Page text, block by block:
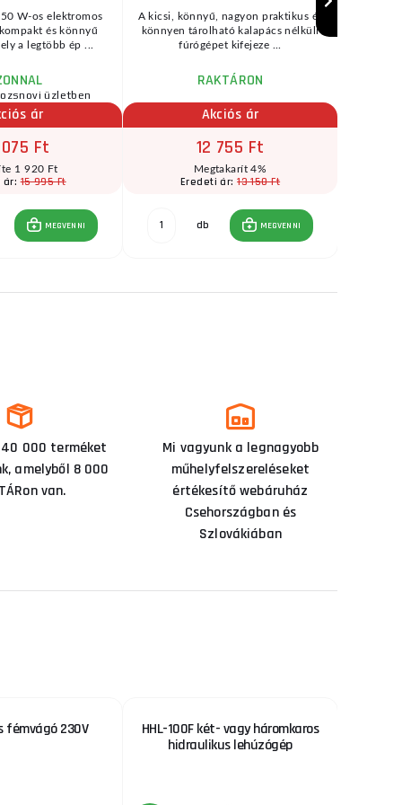
W-os elektromos
és könnyű
a legtöbb ép ...
üzletben
ár
Ft
1 920 Ft
ár:15 995 Ft
MEGVENNI
A kicsi, könnyű, nagyon praktikus és
könnyen tárolható kalapács nélküli
fúrógépet kifejeze ...
RAKTÁRON
Akciós ár
12 755 Ft
Megtakarít 4%
Eredeti ár:13 150 Ft
db MEGVENNI
000 terméket
amelyből 8 000
van.
Mi vagyunk a legnagyobb
műhelyfelszereléseket
értékesítő webáruház
Csehországban és
Szlovákiában
fémvágó 230V
HHL-100F két- vagy háromkaros
hidraulikus lehúzógép